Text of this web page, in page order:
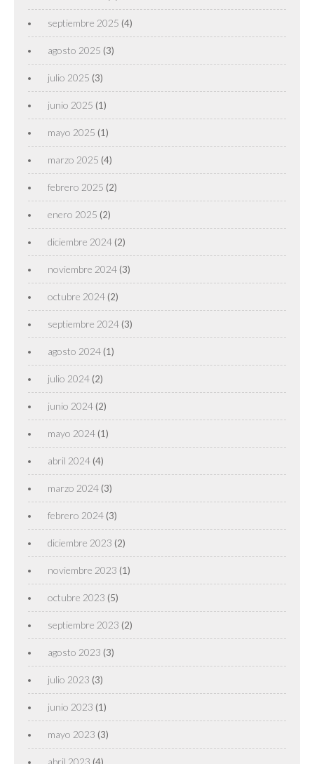
septiembre 2025 (4)
agosto 2025 (3)
julio 2025 (3)
junio 2025 (1)
mayo 2025 (1)
marzo 2025 (4)
febrero 2025 (2)
enero 2025 (2)
diciembre 2024 (2)
noviembre 2024 (3)
octubre 2024 (2)
septiembre 2024 (3)
agosto 2024 (1)
julio 2024 (2)
junio 2024 (2)
mayo 2024 (1)
abril 2024 (4)
marzo 2024 (3)
febrero 2024 (3)
diciembre 2023 (2)
noviembre 2023 (1)
octubre 2023 (5)
septiembre 2023 (2)
agosto 2023 (3)
julio 2023 (3)
junio 2023 (1)
mayo 2023 (3)
abril 2023 (4)